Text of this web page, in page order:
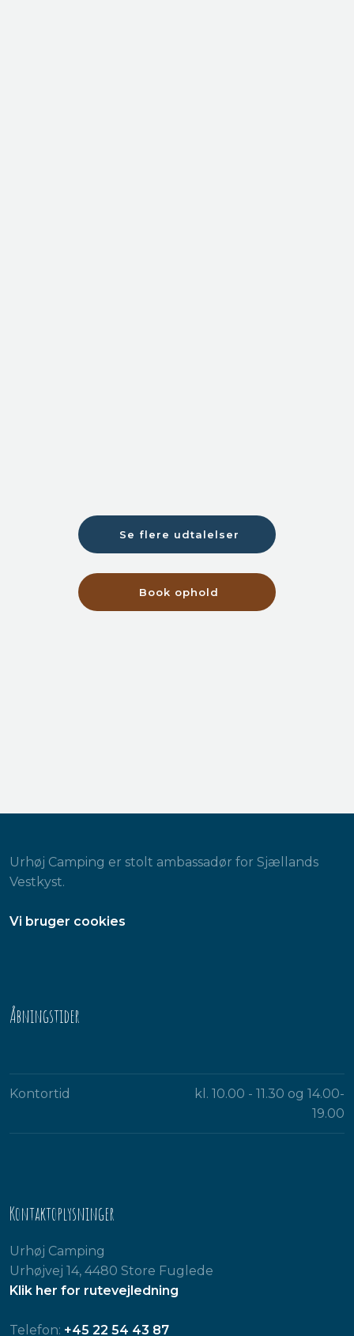
Se flere udtalelser​
Book ophold
Urhøj Camping er stolt ambassadør for Sjællands
Vestkyst.
​Vi bruger cookies
Åbningstider​
Kontortid
kl. 10.00 - 11.30 og 14.00-
19.00​
Kontaktoplysninger
Urhøj Camping
Urhøjvej 14, 4480 Store Fuglede
Klik her for rutevejledning
Telefon: +45 22 54 43 87